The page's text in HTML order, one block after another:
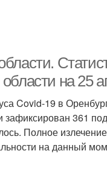
на 25
Covid-19 в
зафиксирован 361
Полное
на данный